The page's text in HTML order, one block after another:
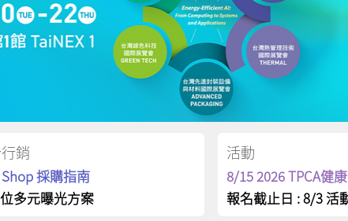
銷
Shop 採購指南
多元曝光方案
活動
8/15 2026 TPCA健
報名截止日 : 8/3 活